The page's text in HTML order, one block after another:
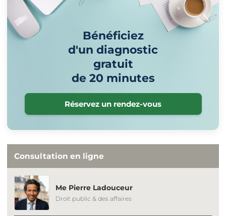
Bénéficiez
d'un diagnostic
gratuit
de 20 minutes
Réservez un rendez-vous
Consultation en ligne
Me Pierre Ladouceur
Droit public & des affaires